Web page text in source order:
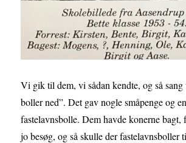
Vi gik til dem, vi sådan kendte, og så
boller ned”. Det gav nogle småpenge og
fastelavnsbolle. Dem havde konerne bagt,
jo besøg, og så skulle der fastelavnsboller